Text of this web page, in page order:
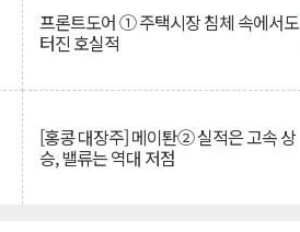
프론트도어 ① 주택시장 침체 속에서도
터진 호실적
[홍콩 대장주] 메이퇀② 실적은 고속 상
승, 밸류는 역대 저점